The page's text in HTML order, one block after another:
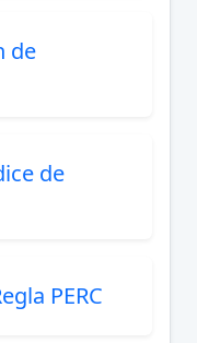
de
de
PERC